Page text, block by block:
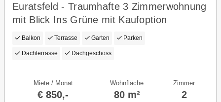
Euratsfeld - Traumhafte 3 Zimmerwohnung
mit Blick Ins Grüne mit Kaufoption
Balkon Terrasse Garten Parken
Dachterrasse Dachgeschoss
Miete / Monat
€ 850,-
Wohnfläche
80 m²
Zimmer
2